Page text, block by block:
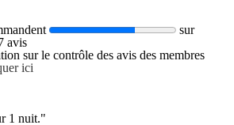
sur
avis
sur le contrôle des avis des membres
ici
1 nuit."